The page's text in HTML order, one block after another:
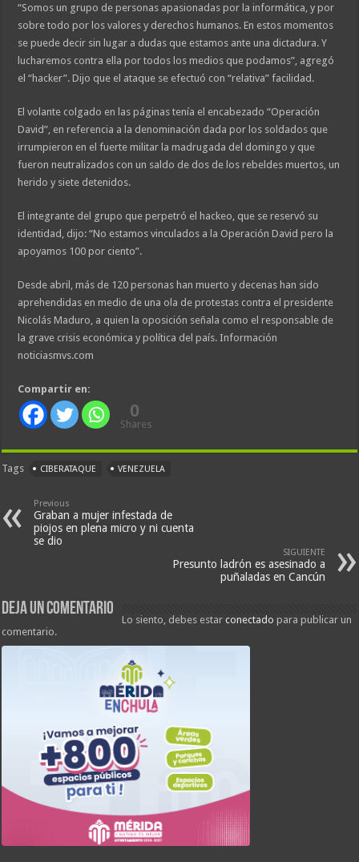
“Somos un grupo de personas apasionadas por la informática, y por
sobre todo por los valores y derechos humanos. En estos momentos
se puede decir sin lugar a dudas que estamos ante una dictadura. Y
lucharemos contra ella por todos los medios que podamos”, agregó
el “hacker”. Dijo que el ataque se efectuó con “relativa” facilidad.
El volante colgado en las páginas tenía el encabezado “Operación
David”, en referencia a la denominación dada por los soldados que
irrumpieron en el fuerte militar la madrugada del domingo y que
fueron neutralizados con un saldo de dos de los rebeldes muertos, un
herido y siete detenidos.
El integrante del grupo que perpetró el hackeo, que se reservó su
identidad, dijo: “No estamos vinculados a la Operación David pero la
apoyamos 100 por ciento”.
Desde abril, más de 120 personas han muerto y decenas han sido
aprehendidas en medio de una ola de protestas contra el presidente
Nicolás Maduro, a quien la oposición señala como el responsable de
la grave crisis económica y política del país. Información
noticiasmvs.com
Compartir en:
0
Shares
Tags CIBERATAQUE VENEZUELA
Previous
Graban a mujer infestada de
piojos en plena micro y ni cuenta
se dio
SIGUIENTE
Presunto ladrón es asesinado a
puñaladas en Cancún
Deja un comentario
Lo siento, debes estarconectado para publicar un
comentario.